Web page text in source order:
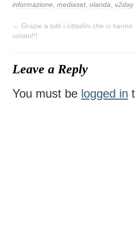
informazione mediaset, olanda v2day
← Grazie a tutti i cittadini che ci hanno
votato!!!
Leave a Reply
You must be logged in